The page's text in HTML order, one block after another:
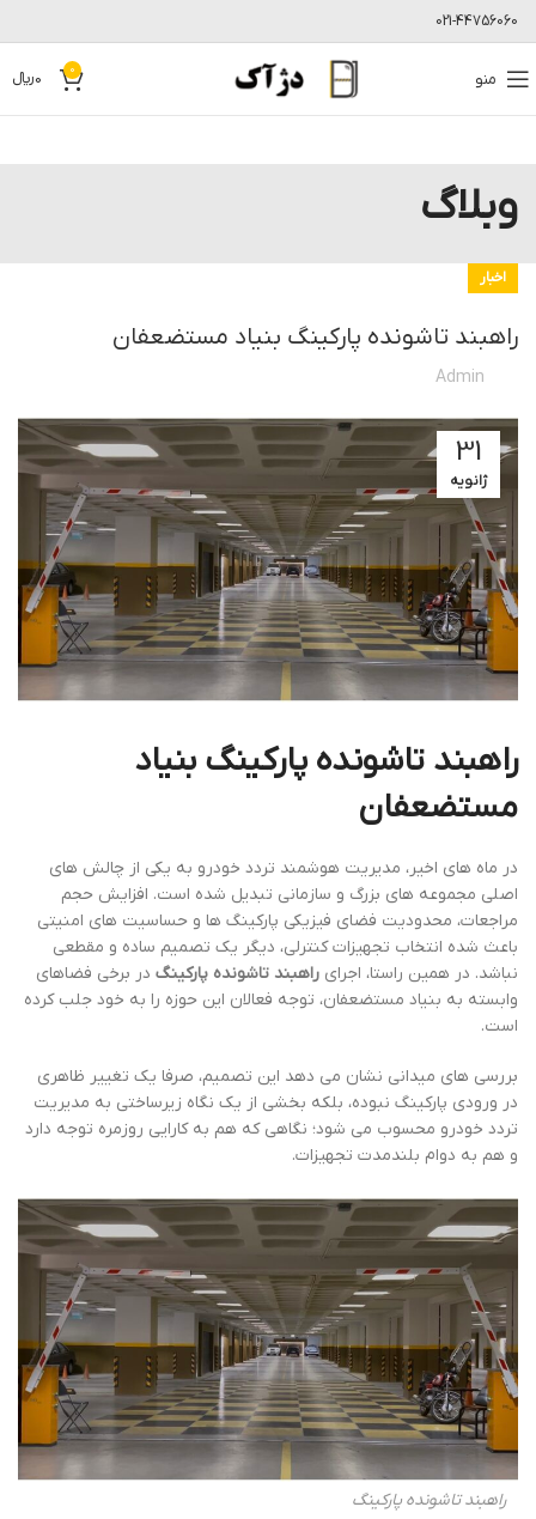
021-44756060
منو 0
0﷼
وبلاگ
اخبار
راهبند تاشونده پارکینگ بنیاد مستضعفان
Admin
31
ژانویه
راهبند تاشونده پارکینگ بنیاد
مستضعفان
در ماه های اخیر، مدیریت هوشمند تردد خودرو به یکی از چالش های
اصلی مجموعه های بزرگ و سازمانی تبدیل شده است. افزایش حجم
مراجعات، محدودیت فضای فیزیکی پارکینگ ها و حساسیت های امنیتی
باعث شده انتخاب تجهیزات کنترلی، دیگر یک تصمیم ساده و مقطعی
نباشد. در همین راستا، اجرای راهبند تاشونده پارکینگ در برخی فضاهای
وابسته به بنیاد مستضعفان، توجه فعالان این حوزه را به خود جلب کرده
است.
بررسی های میدانی نشان می دهد این تصمیم، صرفا یک تغییر ظاهری
در ورودی پارکینگ نبوده، بلکه بخشی از یک نگاه زیرساختی به مدیریت
تردد خودرو محسوب می شود؛ نگاهی که هم به کارایی روزمره توجه دارد
و هم به دوام بلندمدت تجهیزات.
راهبند تاشونده پارکینگ